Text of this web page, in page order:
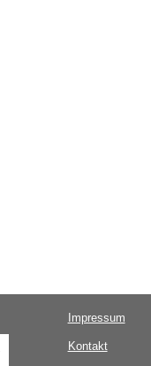
Impressum
Kontakt